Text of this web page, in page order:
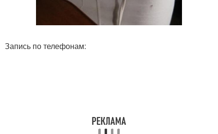
Запись по телефонам: